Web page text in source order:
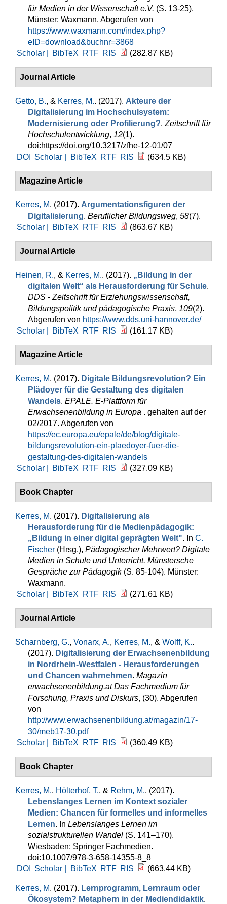
für Medien in der Wissenschaft e.V. (S. 13-25).
Münster: Waxmann. Abgerufen von
https://www.waxmann.com/index.php?
eID=download&buchnr=3868
Scholar |
BibTeX RTF RIS (282.87 KB)
Journal Article
Getto, B., & Kerres, M.. (2017). Akteure der
Digitalisierung im Hochschulsystem:
Modernisierung oder Profilierung?. Zeitschrift für
Hochschulentwicklung, 12(1).
doi:https://doi.org/10.3217/zfhe-12-01/07
DOI
Scholar | BibTeX RTF RIS (634.5 KB)
Magazine Article
Kerres, M. (2017). Argumentationsfiguren der
Digitalisierung. Beruflicher Bildungsweg, 58(7).
Scholar |
BibTeX RTF RIS (863.67 KB)
Journal Article
Heinen, R., & Kerres, M.. (2017). „Bildung in der
digitalen Welt“ als Herausforderung für Schule.
DDS - Zeitschrift für Erziehungswissenschaft,
Bildungspolitik und pädagogische Praxis, 109(2).
Abgerufen von https://www.dds.uni-hannover.de/
Scholar |
BibTeX RTF RIS (161.17 KB)
Magazine Article
Kerres, M. (2017). Digitale Bildungsrevolution? Ein
Plädoyer für die Gestaltung des digitalen
Wandels. EPALE. E-Plattform für
Erwachsenenbildung in Europa . gehalten auf der
02/2017. Abgerufen von
https://ec.europa.eu/epale/de/blog/digitale-
bildungsrevolution-ein-plaedoyer-fuer-die-
gestaltung-des-digitalen-wandels
Scholar |
BibTeX RTF RIS (327.09 KB)
Book Chapter
Kerres, M. (2017). Digitalisierung als
Herausforderung für die Medienpädagogik:
„Bildung in einer digital geprägten Welt". In C.
Fischer (Hrsg.), Pädagogischer Mehrwert? Digitale
Medien in Schule und Unterricht. Münstersche
Gespräche zur Pädagogik(S. 85-104). Münster:
Waxmann.
Scholar |
BibTeX RTF RIS (271.61 KB)
Journal Article
Scharnberg, G., Vonarx, A., Kerres, M., & Wolff, K..
(2017). Digitalisierung der Erwachsenenbildung
in Nordrhein-Westfalen - Herausforderungen
und Chancen wahrnehmen. Magazin
erwachsenenbildung.at Das Fachmedium für
Forschung, Praxis und Diskurs, (30). Abgerufen
von
http://www.erwachsenenbildung.at/magazin/17-
30/meb17-30.pdf
Scholar |
BibTeX RTF RIS (360.49 KB)
Book Chapter
Kerres, M., Hölterhof, T., & Rehm, M.. (2017).
Lebenslanges Lernen im Kontext sozialer
Medien: Chancen für formelles und informelles
Lernen. In Lebenslanges Lernen im
sozialstrukturellen Wandel (S. 141–170).
Wiesbaden: Springer Fachmedien.
doi:10.1007/978-3-658-14355-8_8
DOI
Scholar | BibTeX RTF RIS (663.44 KB)
Kerres, M. (2017). Lernprogramm, Lernraum oder
Ökosystem? Metaphern in der Mediendidaktik.